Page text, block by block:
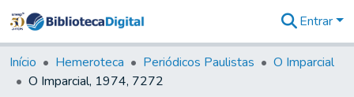
&
Coleções
Tudo na
Entrar
Início Hemeroteca Periódicos Paulistas
O Imparcial
O Imparcial, 1974, 7272